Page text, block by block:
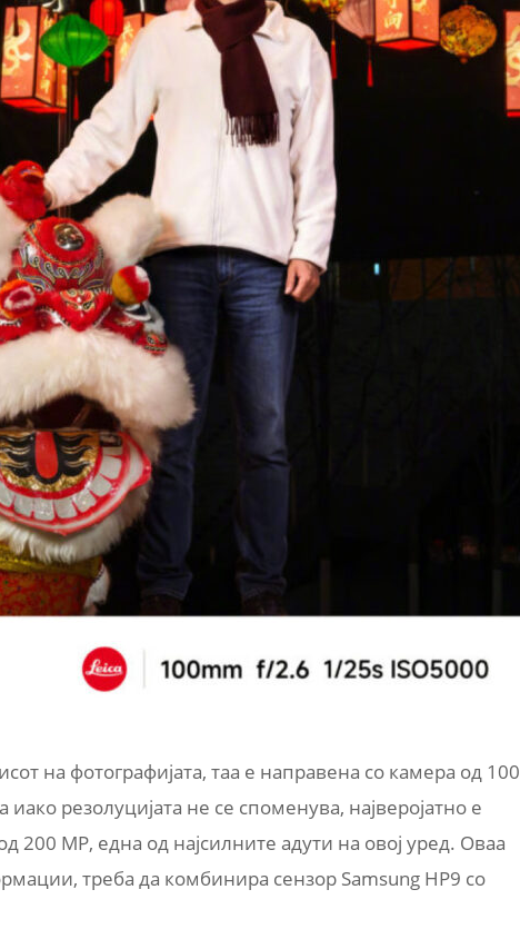
на фотографијата, таа е направена со камера од 100
резолуцијата не се споменува, најверојатно е
200 MP, една од најсилните адути на овој уред. Оваа
треба да комбинира сензор Samsung HP9 со